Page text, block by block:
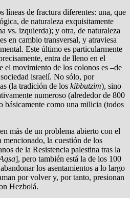
líneas de fractura diferentes: una, que
de naturaleza exquisitamente
vs. izquierda); y otra, de naturaleza
en cambio transversal, y atraviesa
Este último es particularmente
entra de lleno en el
el movimiento de los colonos es –de
israelí. No sólo, por
(la tradición de los kibbutzim), sino
numeroso (alrededor de 800
básicamente como una milicia (todos
más de un problema abierto con el
mencionado, la cuestión de los
de la Resistencia palestina tras la
], pero también está la de los 100
los asentamientos a lo largo
por volver y, por tanto, presionan
Hezbolá.